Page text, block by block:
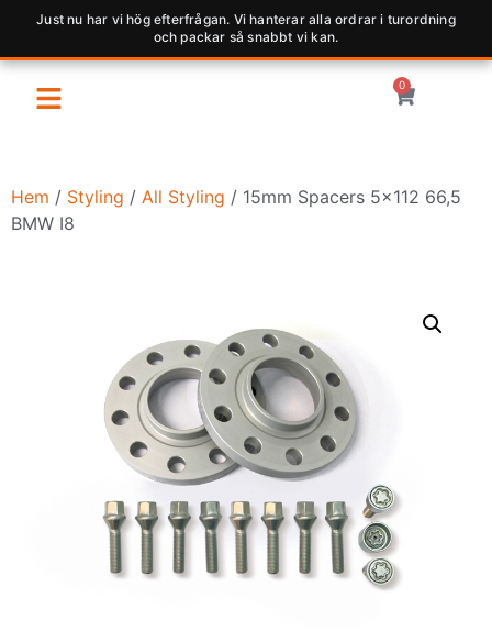
Just nu har vi hög efterfrågan. Vi hanterar alla ordrar i turordning
och packar så snabbt vi kan.
0
Hem / Styling / All Styling / 15mm Spacers 5×112 66,5
BMW I8